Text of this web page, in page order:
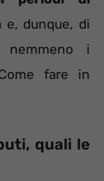
e, dunque, di
nemmeno i
fare in
quali le